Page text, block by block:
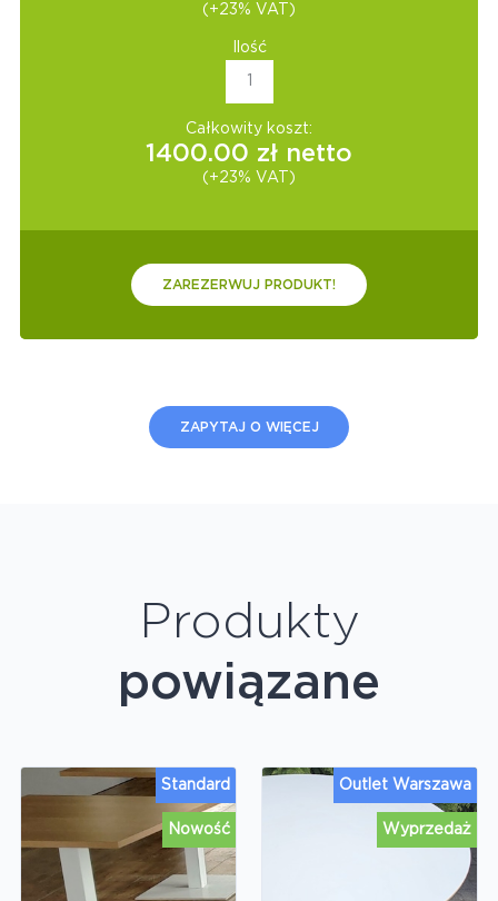
(+23% VAT)
Ilość
Całkowity koszt:
1400.00 zł netto
(+23% VAT)
ZAREZERWUJ PRODUKT!
ZAPYTAJ O WIĘCEJ
Produkty
powiązane
Nowość
Standard
Wyprzedaż
Outlet Warszawa